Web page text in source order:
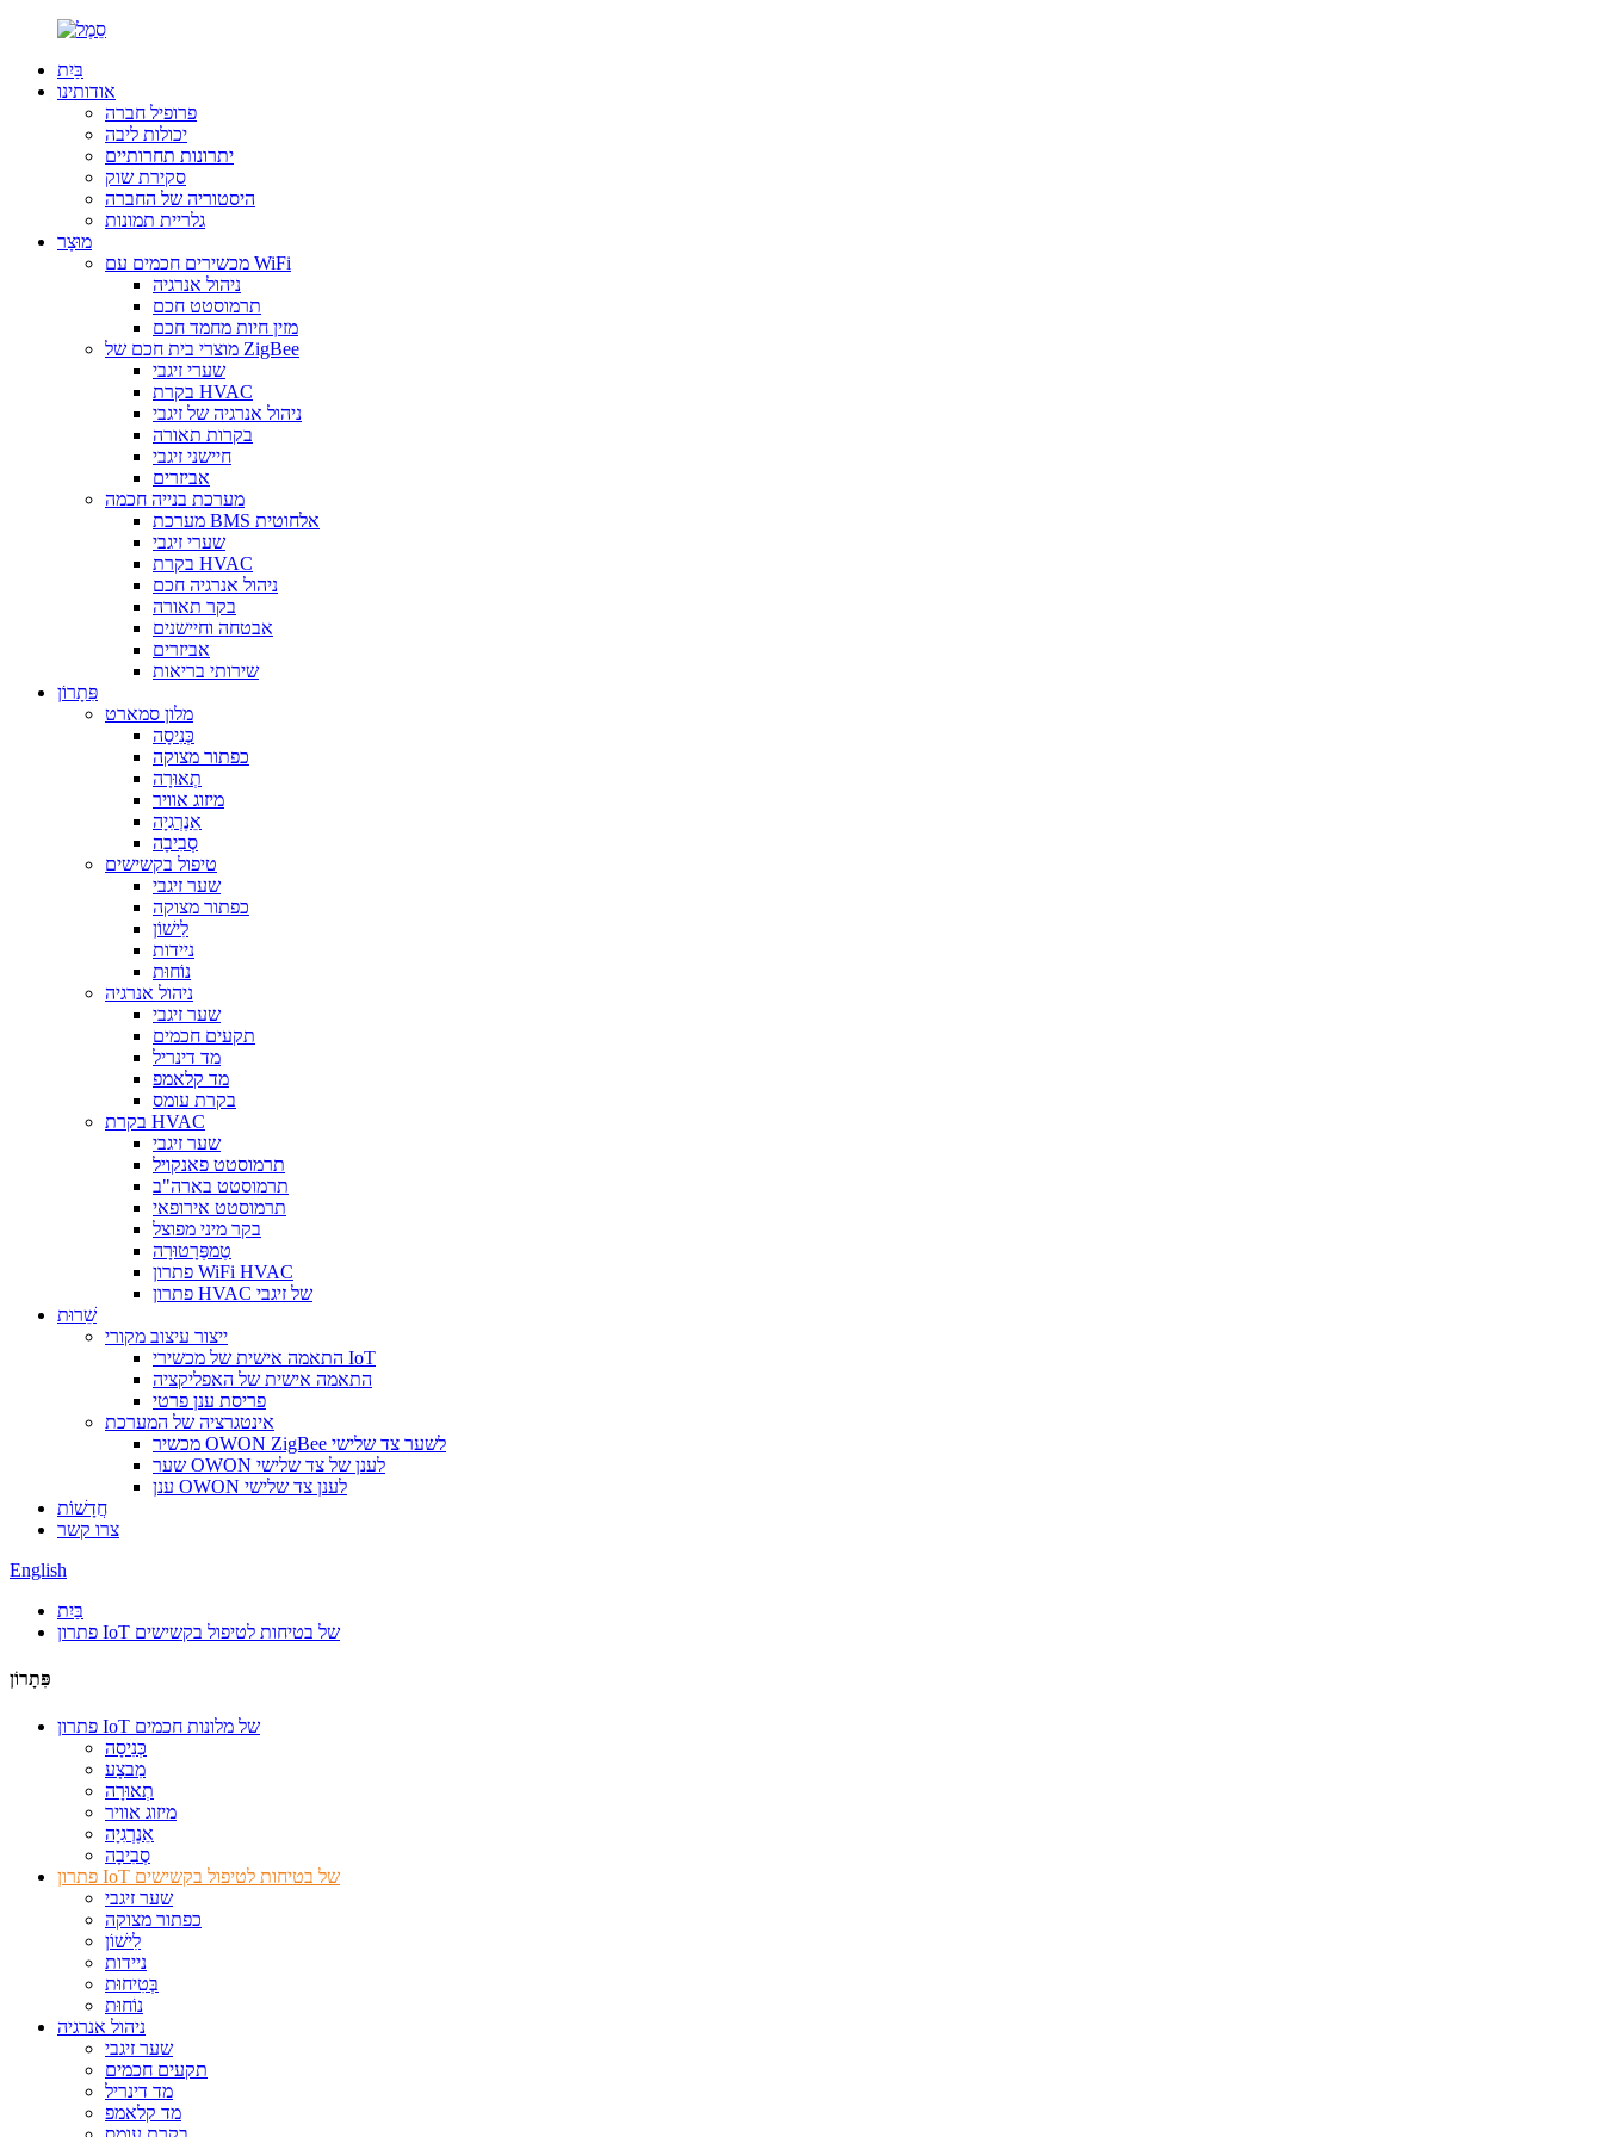
בַּיִת
אודותינו
פרופיל חברה
יכולות ליבה
יתרונות תחרותיים
סקירת שוק
היסטוריה של החברה
גלריית תמונות
מוּצָר
מכשירים חכמים עם WiFi
ניהול אנרגיה
תרמוסטט חכם
מזין חיות מחמד חכם
מוצרי בית חכם של ZigBee
שערי זיגבי
בקרת HVAC
ניהול אנרגיה של זיגבי
בקרות תאורה
חיישני זיגבי
אביזרים
מערכת בנייה חכמה
מערכת BMS אלחוטית
שערי זיגבי
בקרת HVAC
ניהול אנרגיה חכם
בקר תאורה
אבטחה וחיישנים
אביזרים
שירותי בריאות
פִּתָרוֹן
מלון סמארט
כְּנִיסָה
כפתור מצוקה
תְאוּרָה
מיזוג אוויר
אֵנֶרְגִיָה
סְבִיבָה
טיפול בקשישים
שער זיגבי
כפתור מצוקה
לִישׁוֹן
ניידות
נוֹחוּת
ניהול אנרגיה
שער זיגבי
תקעים חכמים
מד דינריל
מד קלאמפ
בקרת עומס
בקרת HVAC
שער זיגבי
תרמוסטט פאנקויל
תרמוסטט בארה"ב
תרמוסטט אירופאי
בקר מיני מפוצל
טֶמפֶּרָטוּרָה
פתרון WiFi HVAC
פתרון HVAC של זיגבי
שֵׁרוּת
ייצור עיצוב מקורי
התאמה אישית של מכשירי IoT
התאמה אישית של האפליקציה
פריסת ענן פרטי
אינטגרציה של המערכת
מכשיר OWON ZigBee לשער צד שלישי
שער OWON לענן של צד שלישי
ענן OWON לענן צד שלישי
חֲדָשׁוֹת
צרו קשר
English
בַּיִת
פתרון IoT של בטיחות לטיפול בקשישים
פִּתָרוֹן
פתרון IoT של מלונות חכמים
כְּנִיסָה
מִבצָע
תְאוּרָה
מיזוג אוויר
אֵנֶרְגִיָה
סְבִיבָה
פתרון IoT של בטיחות לטיפול בקשישים
שער זיגבי
כפתור מצוקה
לִישׁוֹן
ניידות
בְּטִיחוּת
נוֹחוּת
ניהול אנרגיה
שער זיגבי
תקעים חכמים
מד דינריל
מד קלאמפ